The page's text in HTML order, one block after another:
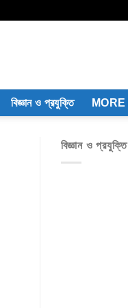
বিজ্ঞান ও প্রযুক্তি MORE
বিজ্ঞান ও প্রযুক্তি